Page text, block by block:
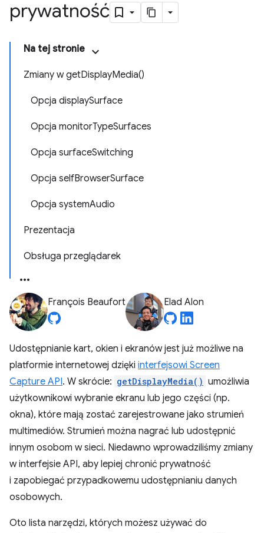
prywatność
Na tej stronie
Zmiany w getDisplayMedia()
Opcja displaySurface
Opcja monitorTypeSurfaces
Opcja surfaceSwitching
Opcja selfBrowserSurface
Opcja systemAudio
Prezentacja
Obsługa przeglądarek
François Beaufort Elad Alon
Udostępnianie kart, okien i ekranów jest już możliwe na
platformie internetowej dzięki interfejsowi Screen
Capture API. W skrócie: getDisplayMedia() umożliwia
użytkownikowi wybranie ekranu lub jego części (np.
okna), które mają zostać zarejestrowane jako strumień
multimediów. Strumień można nagrać lub udostępnić
innym osobom w sieci. Niedawno wprowadziliśmy zmiany
w interfejsie API, aby lepiej chronić prywatność
i zapobiegać przypadkowemu udostępnianiu danych
osobowych.
Oto lista narzędzi, których możesz używać do